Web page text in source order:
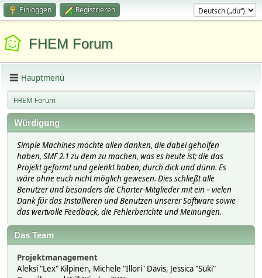
Einloggen Registrieren
FHEM Forum
Hauptmenü
FHEM Forum
Würdigung
Simple Machines möchte allen danken, die dabei geholfen
haben, SMF 2.1 zu dem zu machen, was es heute ist; die das
Projekt geformt und gelenkt haben, durch dick und dünn. Es
wäre ohne euch nicht möglich gewesen. Dies schließt alle
Benutzer und besonders die Charter-Mitglieder mit ein – vielen
Dank für das Installieren und Benutzen unserer Software sowie
das wertvolle Feedback, die Fehlerberichte und Meinungen.
Das Team
Projektmanagement
Aleksi "Lex" Kilpinen, Michele "Illori" Davis, Jessica "Suki"